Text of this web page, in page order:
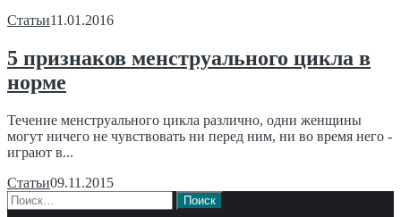
Статьи11.01.2016
5 признаков менструального цикла в
норме
Течение менструального цикла различно, одни женщины
могут ничего не чувствовать ни перед ним, ни во время него -
играют в...
Статьи09.11.2015
Найти: